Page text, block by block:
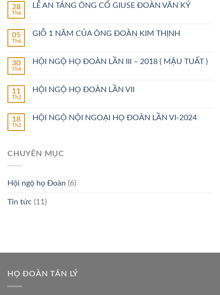
28
Th6
LỄ AN TÁNG ÔNG CỐ GIUSE ĐOÀN VĂN KÝ
05
Th6
GIỖ 1 NĂM CỦA ÔNG ĐOÀN KIM THỊNH
30
Th4
HỘI NGỘ HỌ ĐOÀN LẦN III – 2018 ( MẬU TUẤT )
11
Th2
HỘI NGỘ HỌ ĐOÀN LẦN VII
18
Th2
HỘI NGỘ NỘI NGOẠI HỌ ĐOÀN LẦN VI-2024
CHUYÊN MỤC
Hội ngộ họ Đoàn (6)
Tin tức (11)
HỌ ĐOÀN TÂN LÝ